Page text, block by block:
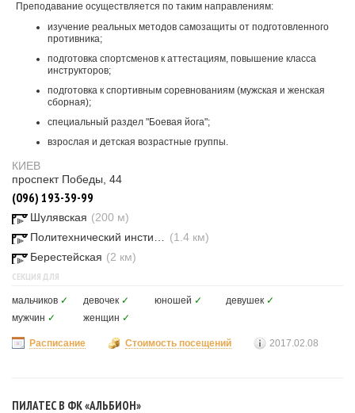
Преподавание осуществляется по таким направлениям:
изучение реальных методов самозащиты от подготовленного
противника;
подготовка спортсменов к аттестациям, повышение класса
инструкторов;
подготовка к спортивным соревнованиям (мужская и женская
сборная);
специальный раздел "Боевая йога";
взрослая и детская возрастные группы.
КИЕВ
проспект Победы, 44
(096) 193-39-99
Шулявская (200 м)
(1.4 км)
Берестейская (2 км)
СЕКЦИЯ ДЛЯ
мальчиков ✓ девочек ✓ юношей ✓ девушек ✓
мужчин ✓ женщин ✓
Расписание Стоимость посещений 2017.02.08
ПИЛАТЕС В ФК «АЛЬБИОН»